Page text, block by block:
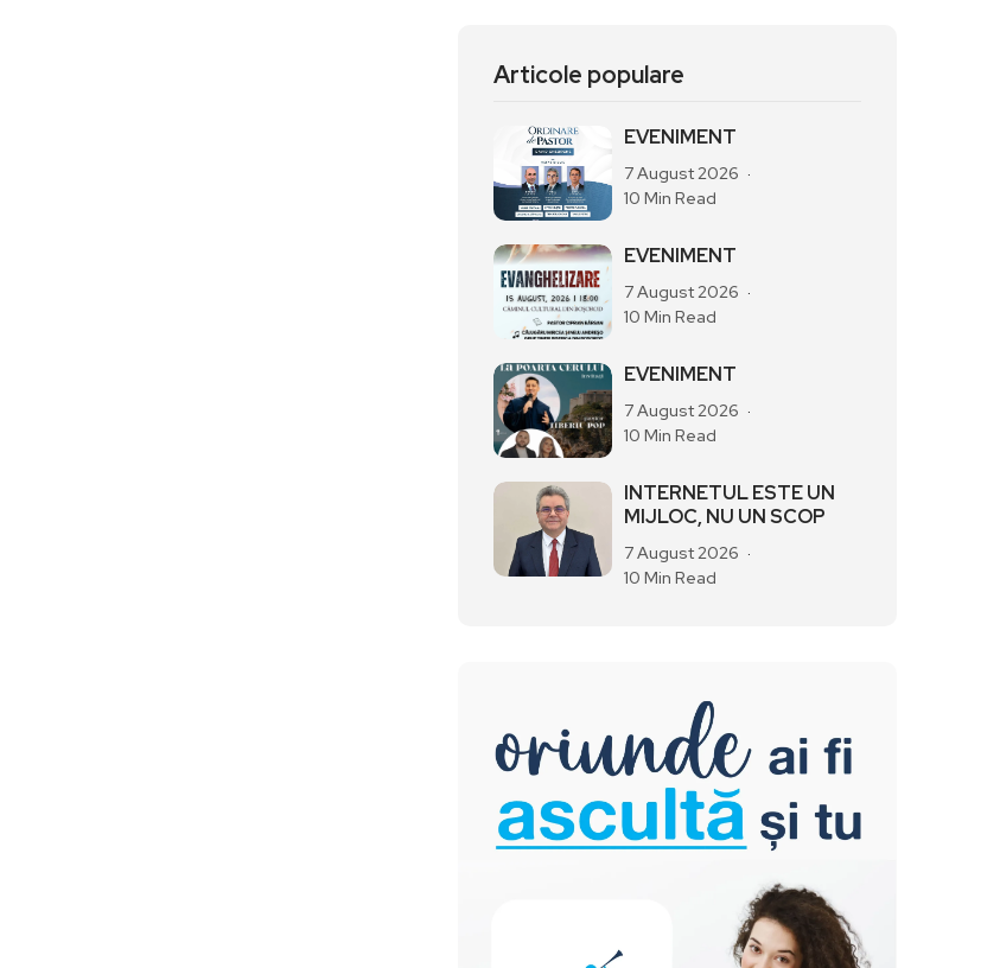
Articole populare
EVENIMENT
7 August 2026
10 Min Read
EVENIMENT
7 August 2026
10 Min Read
EVENIMENT
7 August 2026
10 Min Read
INTERNETUL ESTE UN
MIJLOC, NU UN SCOP
7 August 2026
10 Min Read